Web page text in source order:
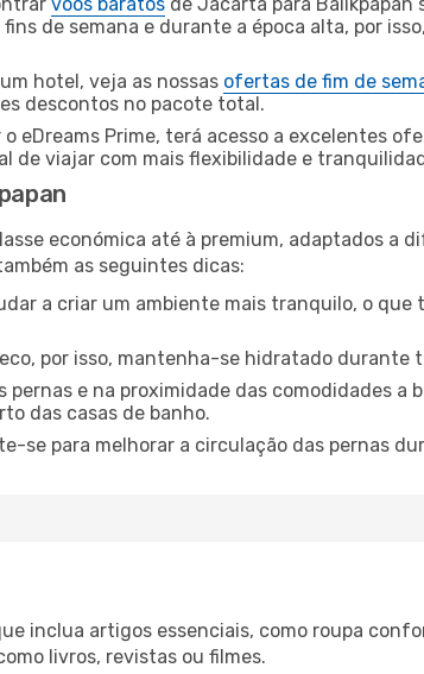
de semana e durante a época alta, por
hotel, veja as nossas ofertas de fim de
descontos no pacote total.
o eDreams Prime, terá acesso a excelentes
de viajar com mais flexibilidade e
económica até à premium, adaptados a
as seguintes dicas:
a criar um ambiente mais tranquilo, o que
por isso, mantenha-se hidratado durante
pernas e na proximidade das comodidades a
das casas de banho.
se para melhorar a circulação das pernas
inclua artigos essenciais, como roupa
livros, revistas ou filmes.